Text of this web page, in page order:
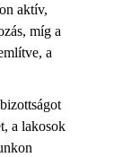
aktív,
míg a
a
a lakosok